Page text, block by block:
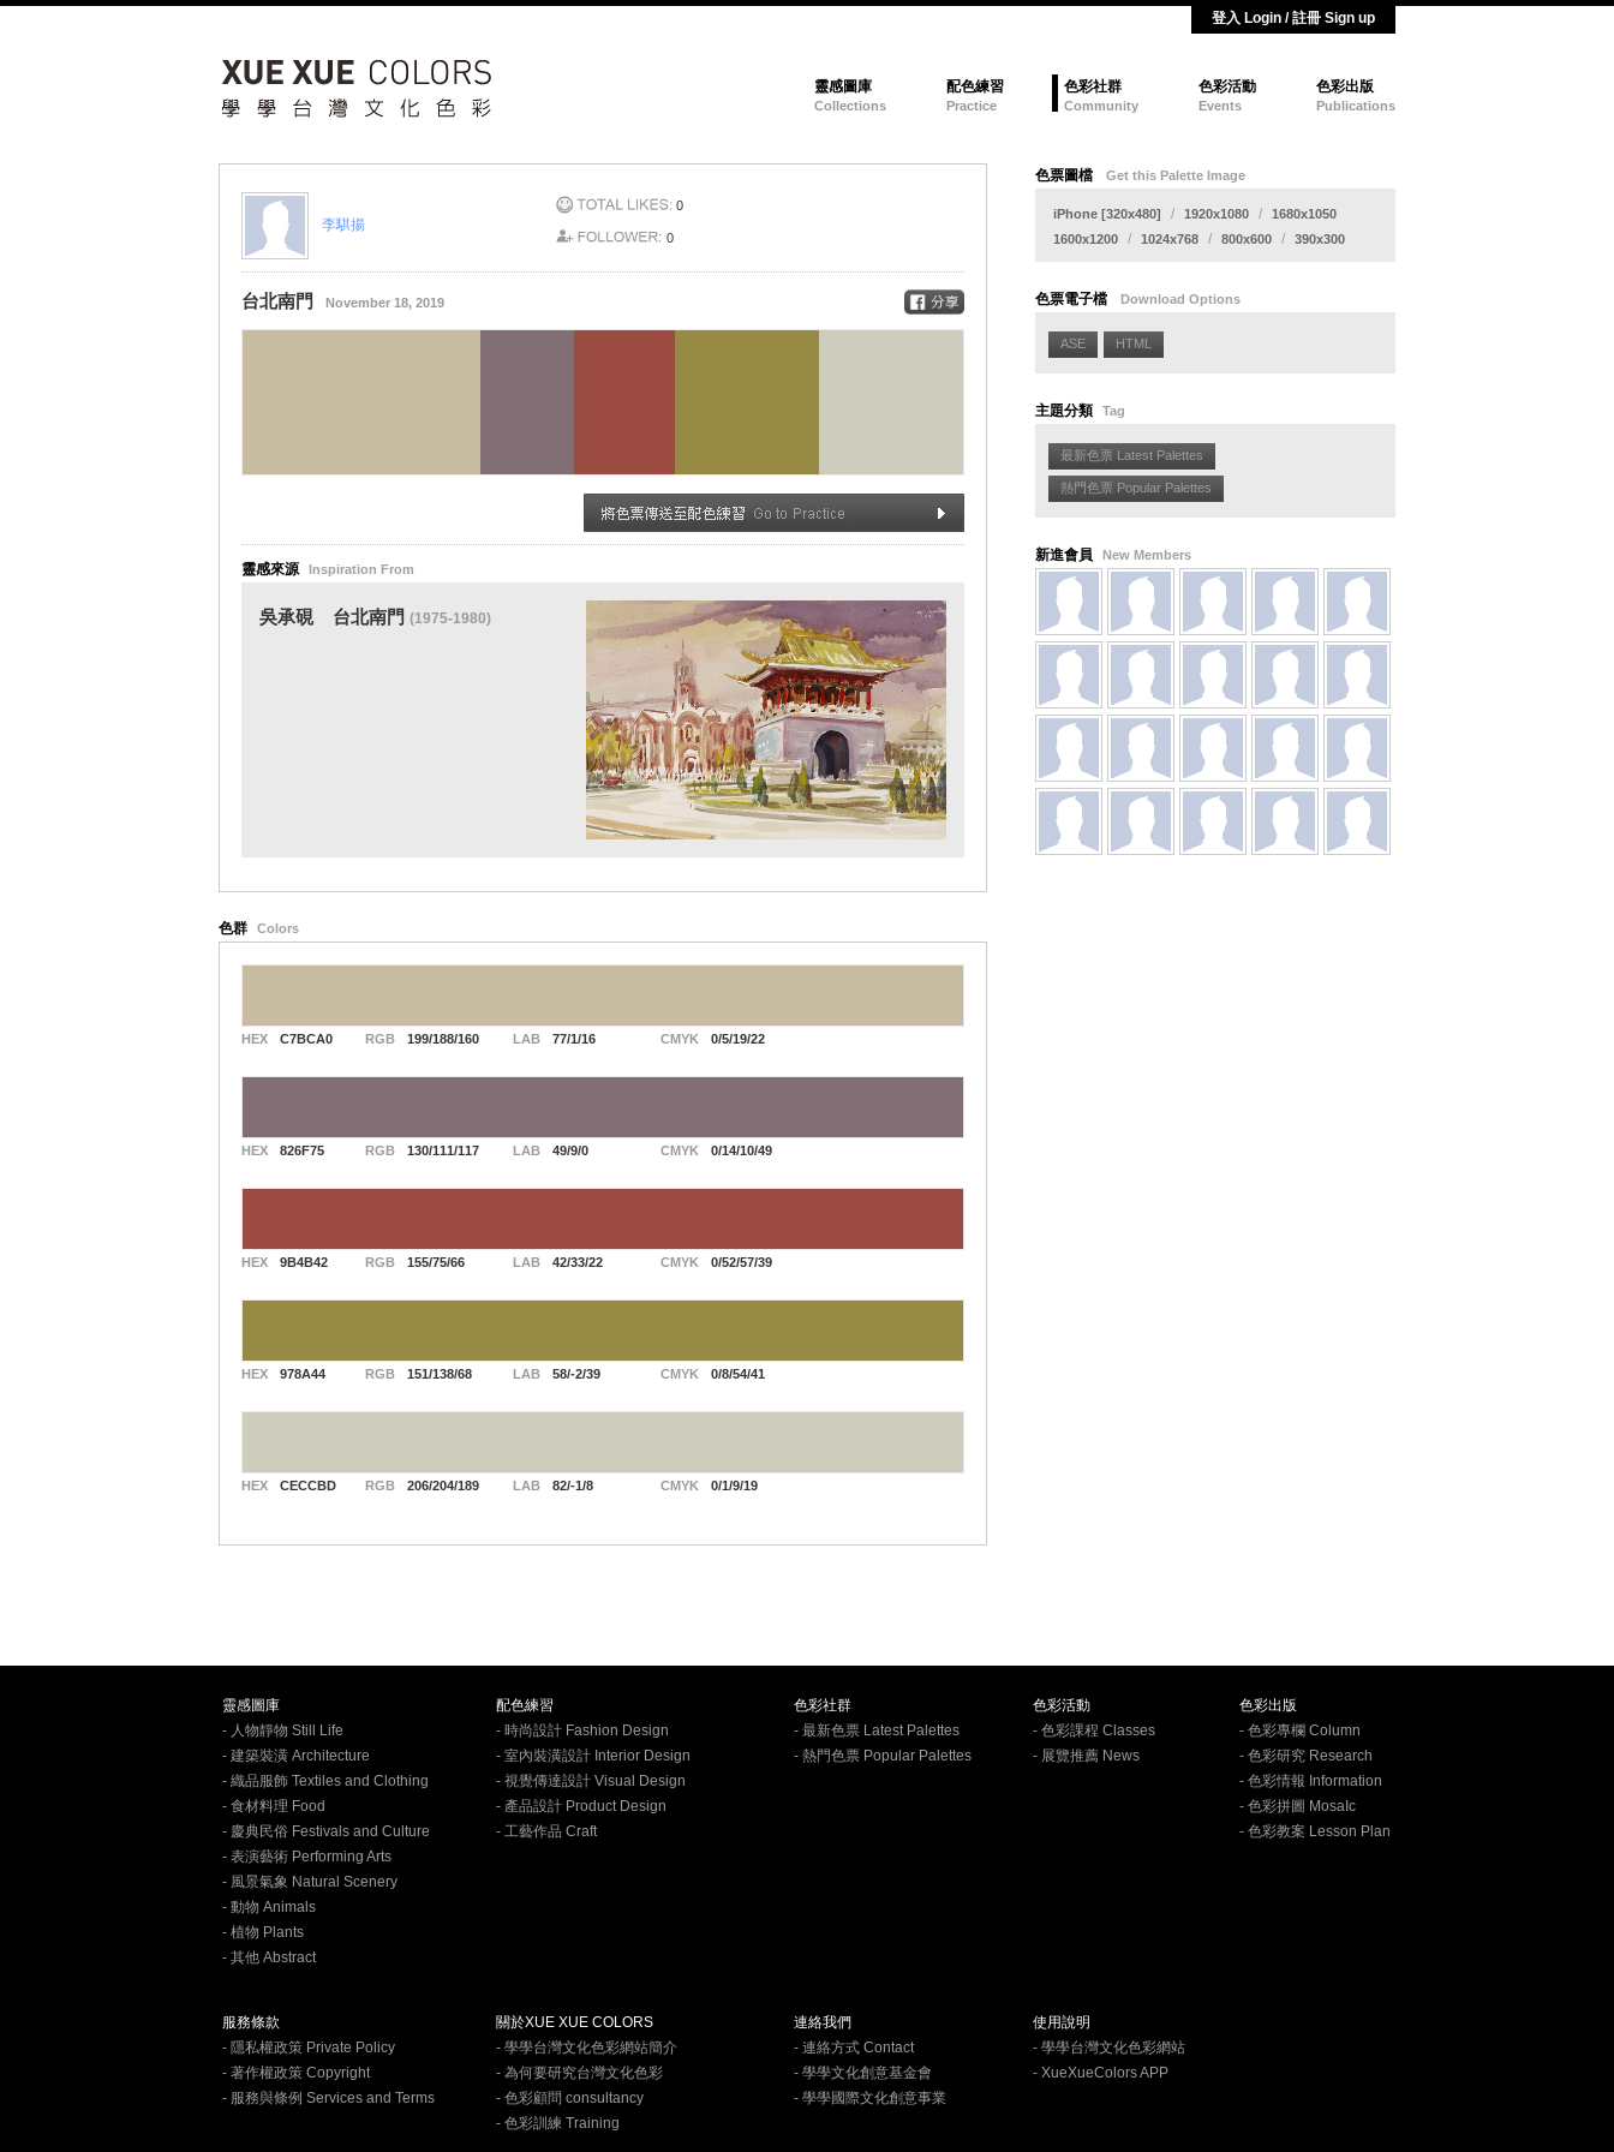
登入 Login / 註冊 Sign up
靈感圖庫
Collections
配色練習
Practice
色彩社群
Community
色彩活動
Events
色彩出版
Publications
李騏揚
0
0
台北南門 November 18, 2019
靈感來源 Inspiration From
吳承硯台北南門 (1975-1980)
色群 Colors
HEX C7BCA0 RGB 199/188/160 LAB 77/1/16 CMYK 0/5/19/22
HEX 826F75 RGB 130/111/117 LAB 49/9/0 CMYK 0/14/10/49
HEX 9B4B42 RGB 155/75/66 LAB 42/33/22 CMYK 0/52/57/39
HEX 978A44 RGB 151/138/68 LAB 58/-2/39 CMYK 0/8/54/41
HEX CECCBD RGB 206/204/189 LAB 82/-1/8 CMYK 0/1/9/19
色票圖檔 Get this Palette Image
iPhone [320x480] / 1920x1080 /
1680x1050
1600x1200
/ 1024x768 / 800x600 / 390x300
色票電子檔 Download Options
ASE HTML
主題分類 Tag
最新色票 Latest Palettes
熱門色票 Popular Palettes
新進會員 New Members
靈感圖庫
- 人物靜物 Still Life
- 建築裝潢 Architecture
- 織品服飾 Textiles and Clothing
- 食材料理 Food
- 慶典民俗 Festivals and Culture
- 表演藝術 Performing Arts
- 風景氣象 Natural Scenery
- 動物 Animals
- 植物 Plants
- 其他 Abstract
配色練習
- 時尚設計 Fashion Design
- 室內裝潢設計 Interior Design
- 視覺傳達設計 Visual Design
- 產品設計 Product Design
- 工藝作品 Craft
色彩社群
- 最新色票 Latest Palettes
- 熱門色票 Popular Palettes
色彩活動
- 色彩課程 Classes
- 展覽推薦 News
色彩出版
- 色彩專欄 Column
- 色彩研究 Research
- 色彩情報 Information
- 色彩拼圖 MosaIc
- 色彩教案 Lesson Plan
服務條款
- 隱私權政策 Private Policy
- 著作權政策 Copyright
- 服務與條例 Services and Terms
關於XUE XUE COLORS
- 學學台灣文化色彩網站簡介
- 為何要研究台灣文化色彩
- 色彩顧問 consultancy
- 色彩訓練 Training
連絡我們
- 連絡方式 Contact
- 學學文化創意基金會
- 學學國際文化創意事業
使用說明
- 學學台灣文化色彩網站
- XueXueColors APP